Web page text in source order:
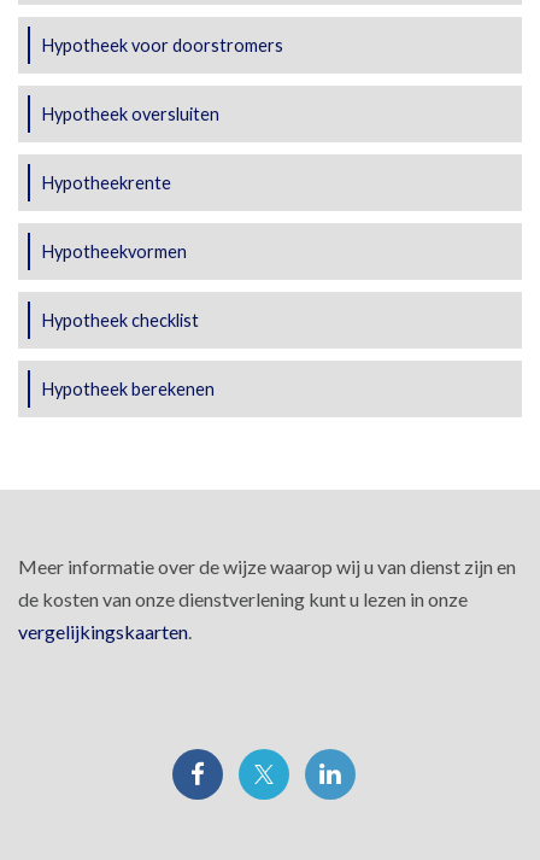
Hypotheek voor doorstromers
Hypotheek oversluiten
Hypotheekrente
Hypotheekvormen
Hypotheek checklist
Hypotheek berekenen
Meer informatie over de wijze waarop wij u van dienst zijn en
de kosten van onze dienstverlening kunt u lezen in onze
vergelijkingskaarten.